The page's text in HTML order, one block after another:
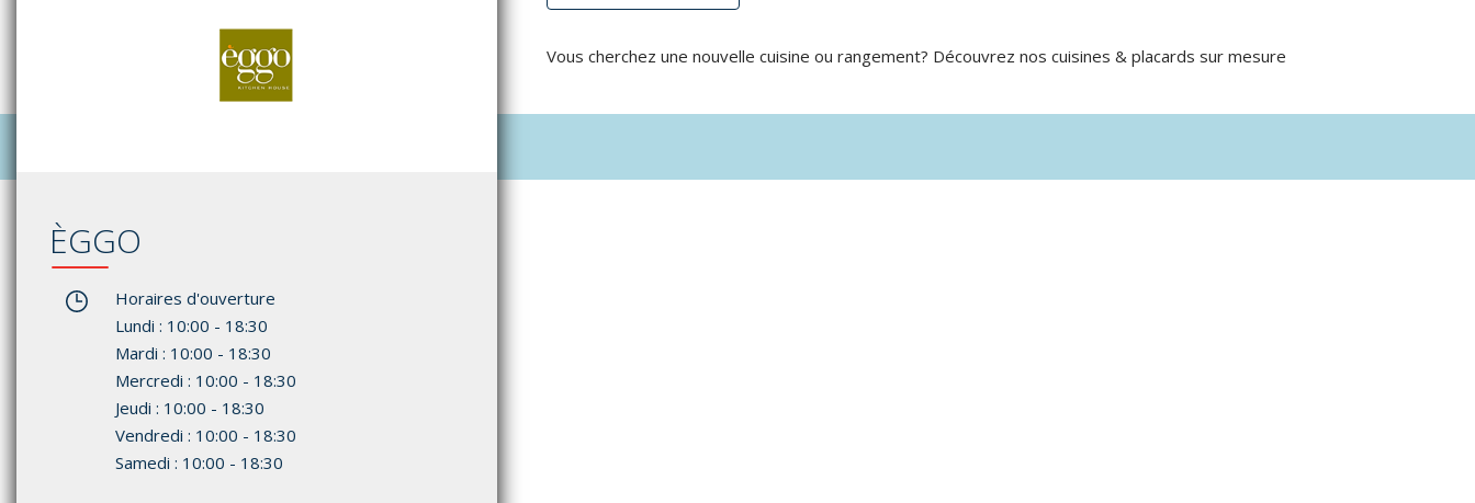
Vous cherchez une nouvelle cuisine ou rangement? Découvrez nos cuisines & placards sur mesure
ÈGGO
Horaires d'ouverture
Lundi : 10:00 - 18:30
Mardi : 10:00 - 18:30
Mercredi : 10:00 - 18:30
Jeudi : 10:00 - 18:30
Vendredi : 10:00 - 18:30
Samedi : 10:00 - 18:30